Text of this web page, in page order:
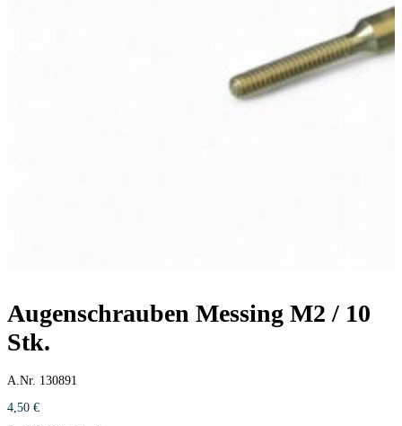
Augenschrauben Messing M2 / 10
Stk.
A.Nr. 130891
4,50 €